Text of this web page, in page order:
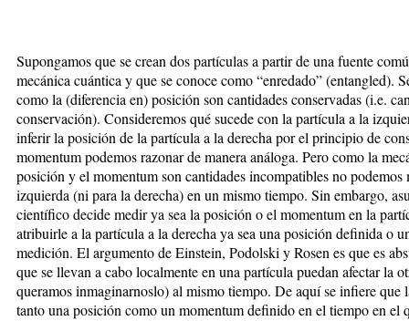
Supongamos que se crean dos partículas a partir de una fuente
mecánica cuántica y que se conoce como “enredado” (entangled).
como la (diferencia en) posición son cantidades conservadas (i.e.
conservación). Consideremos qué sucede con la partícula a la
inferir la posición de la partícula a la derecha por el principio de
momentum podemos razonar de manera análoga. Pero como la
posición y el momentum son cantidades incompatibles no
izquierda (ni para la derecha) en un mismo tiempo. Sin embargo,
científico decide medir ya sea la posición o el momentum en la
atribuirle a la partícula a la derecha ya sea una posición definida o
medición. El argumento de Einstein, Podolski y Rosen es que es
que se llevan a cabo localmente en una partícula puedan afectar la
queramos inmaginarnoslo) al mismo tiempo. De aquí se infiere que
tanto una posición como un momentum definido en el tiempo en el